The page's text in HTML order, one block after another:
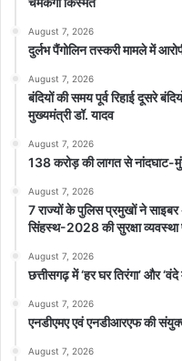
घोषणाएँ बैगा बाहुल्य ग्राम कमराखोल
मुख्यमंत्री विष्णु देव साय ने आज
की जानकारी ली और प्रसन्न
तक मिट्टी मुरुम सड़क (६
निर्माण तथा
महतारी सदन ( स्व सहायता समूह
अवसर पर मुख्यमंत्री के प्रमुख
रजत बंसल, कलेक्टर गोपाल
पंचायत अभिषेक अग्रवाल और
August 7, 2026
दुर्लभ पैंगोलिन तस्करी मामले में
August 7, 2026
बंदियों की समय पूर्व रिहाई दूसरे
मुख्यमंत्री डॉ. यादव
August 7, 2026
138 करोड़ की लागत से नांदघाट-
August 7, 2026
7 राज्यों के पुलिस प्रमुखों ने साइबर
सिंहस्थ-2028 की सुरक्षा व्यवस्था
August 7, 2026
छत्तीसगढ़ में ‘हर घर तिरंगा’ और
August 7, 2026
एनडीएमए एवं एनडीआरएफ की
August 7, 2026